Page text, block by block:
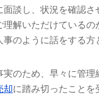
面談し、状況を確認
解いただけている
のように話をする方
実のため、早々に管
却に踏み切ったこと